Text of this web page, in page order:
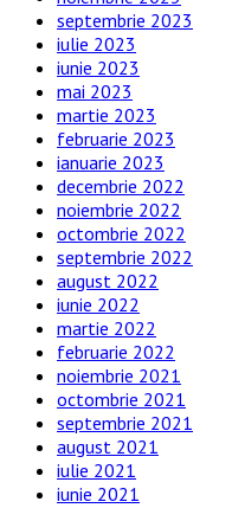
septembrie 2023
iulie 2023
iunie 2023
mai 2023
martie 2023
februarie 2023
ianuarie 2023
decembrie 2022
noiembrie 2022
octombrie 2022
septembrie 2022
august 2022
iunie 2022
martie 2022
februarie 2022
noiembrie 2021
octombrie 2021
septembrie 2021
august 2021
iulie 2021
iunie 2021